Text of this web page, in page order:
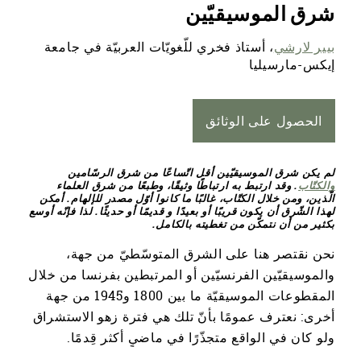
شرق الموسيقيّين
بيير لارشي ، أستاذ فخري للّغويّات العربيّة في جامعة
إيكس-مارسيليا
الحصول على الوثائق
لم يكن شرق الموسيقيّين أقل اتّساعًا من شرق الرسّامين
والكتّاب. وقد ارتبط به ارتباطًا وثيقًا، وطبعًا من شرق العلماء
الّذين، ومن خلال الكتّاب، غالبًا ما كانوا أوّل مصدر للإلهام. أمكن
لهذا الشّرق أن يكون قريبًا أو بعيدًا و قديمًا أو حديثًا. لذا فإنّه أوسع
بكثير من أن نتمكّن من تغطيته بالكامل.
نحن نقتصر هنا على الشرق المتوسّطيّ من جهة،
والموسيقيّين الفرنسيّين أو المرتبطين بفرنسا من خلال
المقطوعات الموسيقيّة ما بين 1800 و1945 من جهة
أخرى: نعترف عمومًا بأنّ تلك هي فترة زهو الاستشراق
ولو كان في الواقع متجذّرًا في ماضىٍ أكثر قِدمًا.